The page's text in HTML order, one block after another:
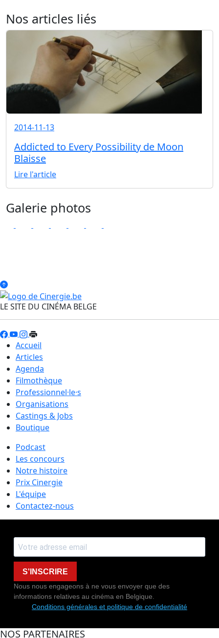
Nos articles liés
2014-11-13
Addicted to Every Possibility de Moon
Blaisse
Lire l'article
Galerie photos
LE SITE DU CINÉMA BELGE
Accueil
Articles
Agenda
Filmothèque
Professionnel·le·s
Organisations
Castings & Jobs
Boutique
Podcast
Les concours
Notre histoire
Prix Cinergie
L'équipe
Contactez-nous
S'INSCRIRE
Nous nous engageons à ne vous envoyer que des
informations relatives au cinéma en Belgique.
Conditions générales et politique de confidentialité
NOS PARTENAIRES